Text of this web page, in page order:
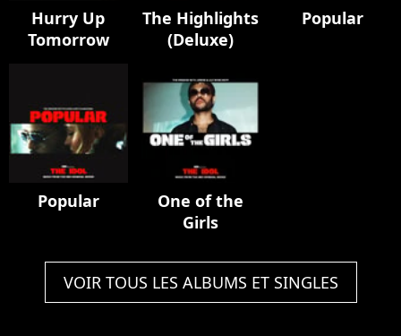
Hurry Up
Tomorrow
The Highlights
(Deluxe)
Popular
Popular
One of the
Girls
VOIR TOUS LES ALBUMS ET SINGLES